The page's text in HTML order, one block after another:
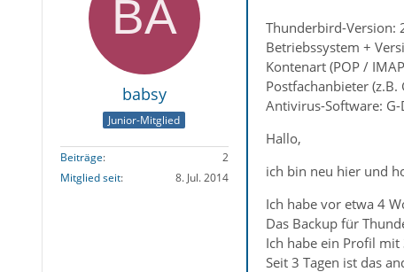
babsy
Junior-Mitglied
Beiträge
2
Mitglied seit
8. Jul. 2014
Thunderbird-Version:
Betriebssystem +
Kontenart (POP /
Postfachanbieter
Antivirus-Software:
Hallo,
ich bin neu hier und
Ich habe vor etwa 4
Das Backup für
Ich habe ein Profil mit
Seit 3 Tagen ist das